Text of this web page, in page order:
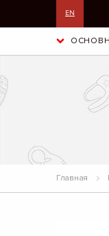
EN
Главная